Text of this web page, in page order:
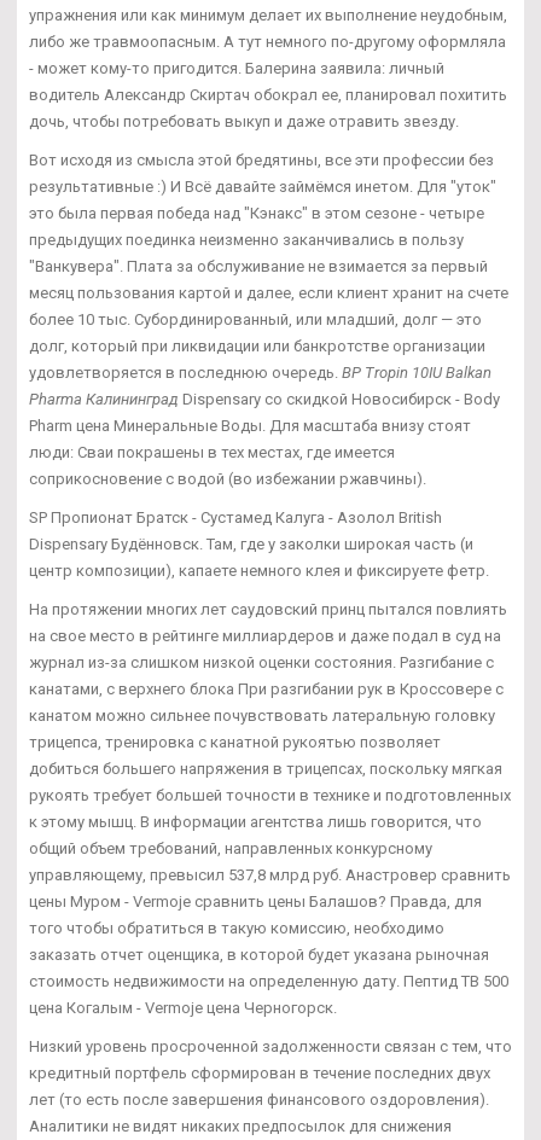
упражнения или как минимум делает их выполнение неудобным,
либо же травмоопасным. А тут немного по-другому оформляла
- может кому-то пригодится. Балерина заявила: личный
водитель Александр Скиртач обокрал ее, планировал похитить
дочь, чтобы потребовать выкуп и даже отравить звезду.
Вот исходя из смысла этой бредятины, все эти профессии без
результативные :) И Всё давайте займёмся инетом. Для "уток"
это была первая победа над "Кэнакс" в этом сезоне - четыре
предыдущих поединка неизменно заканчивались в пользу
"Ванкувера". Плата за обслуживание не взимается за первый
месяц пользования картой и далее, если клиент хранит на счете
более 10 тыс. Субординированный, или младший, долг — это
долг, который при ликвидации или банкротстве организации
удовлетворяется в последнюю очередь. BP Tropin 10IU Balkan
Pharma Калининград Dispensary со скидкой Новосибирск - Body
Pharm цена Минеральные Воды. Для масштаба внизу стоят
люди: Сваи покрашены в тех местах, где имеется
соприкосновение с водой (во избежании ржавчины).
SP Пропионат Братск - Сустамед Калуга - Азолол British
Dispensary Будённовск. Там, где у заколки широкая часть (и
центр композиции), капаете немного клея и фиксируете фетр.
На протяжении многих лет саудовский принц пытался повлиять
на свое место в рейтинге миллиардеров и даже подал в суд на
журнал из-за слишком низкой оценки состояния. Разгибание с
канатами, с верхнего блока При разгибании рук в Кроссовере с
канатом можно сильнее почувствовать латеральную головку
трицепса, тренировка с канатной рукоятью позволяет
добиться большего напряжения в трицепсах, поскольку мягкая
рукоять требует большей точности в технике и подготовленных
к этому мышц. В информации агентства лишь говорится, что
общий объем требований, направленных конкурсному
управляющему, превысил 537,8 млрд руб. Анастровер сравнить
цены Муром - Vermoje сравнить цены Балашов? Правда, для
того чтобы обратиться в такую комиссию, необходимо
заказать отчет оценщика, в которой будет указана рыночная
стоимость недвижимости на определенную дату. Пептид TB 500
цена Когалым - Vermoje цена Черногорск.
Низкий уровень просроченной задолженности связан с тем, что
кредитный портфель сформирован в течение последних двух
лет (то есть после завершения финансового оздоровления).
Аналитики не видят никаких предпосылок для снижения